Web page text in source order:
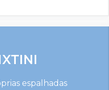
espalhadas